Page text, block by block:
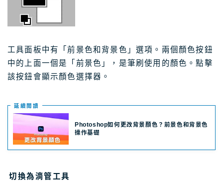
工具面板中有「前景色和背景色」選項。兩個顏色按鈕
中的上面一個是「前景色」，是筆刷使用的顏色。點擊
該按鈕會顯示顏色選擇器。
延續閲讀
Photoshop如何更改背景顏色？前景色和背景色
操作基礎
切換為滴管工具